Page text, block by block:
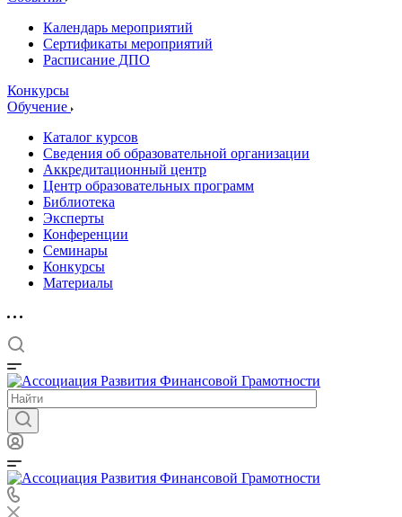
Календарь мероприятий
Сертификаты мероприятий
Расписание ДПО
Конкурсы
Обучение
Каталог курсов
Сведения об образовательной организации
Аккредитационный центр
Центр образовательных программ
Библиотека
Эксперты
Конференции
Семинары
Конкурсы
Материалы